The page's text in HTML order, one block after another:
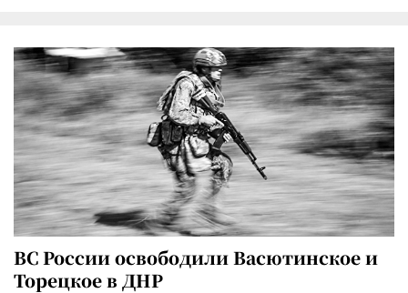
ВС России освободили Васютинское и
Торецкое в ДНР